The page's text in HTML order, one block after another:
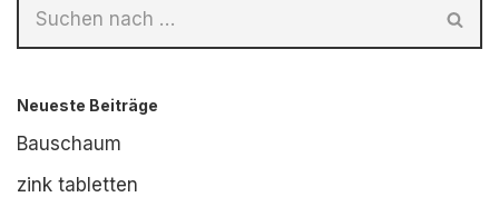
Neueste Beiträge
Bauschaum
zink tabletten